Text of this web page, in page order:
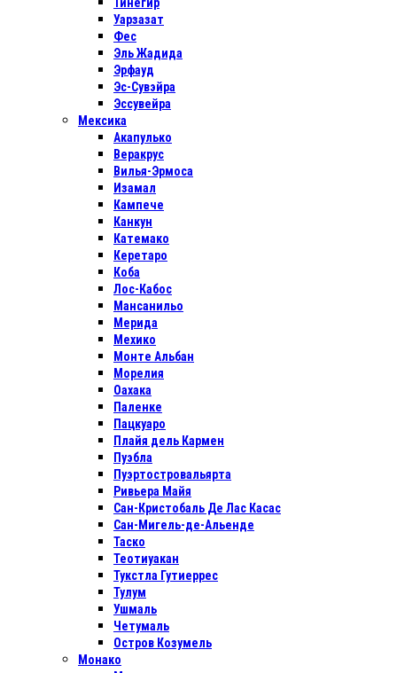
Уарзазат
Фес
Эль Жадида
Эрфауд
Эс-Сувэйра
Эссувейра
Мексика
Акапулько
Веракрус
Вилья-Эрмоса
Изамал
Кампече
Канкун
Катемако
Керетаро
Коба
Лос-Кабос
Мансанильо
Мерида
Мехико
Монте Альбан
Морелия
Оахака
Паленке
Пацкуаро
Плайя дель Кармен
Пуэбла
Пуэртостровальярта
Ривьера Майя
Сан-Кристобаль Де Лас Касас
Сан-Мигель-де-Альенде
Таско
Теотиуакан
Тукстла Гутиеррес
Тулум
Ушмаль
Четумаль
Остров Козумель
Монако